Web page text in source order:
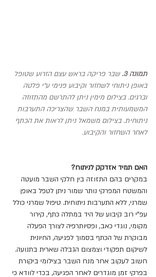
תמונה 3.
שבר פריקה בראש עצם הזרוע שטופל
באופן ניתוחי לשחזור וקיבוע פנימי ע"י פלטה
וברגים. בצילום מימין ניתן להתרשם מהתזוזה
המשמעותית במנח השבר שהצריכה התערבות
ניתוחית. בצילום משמאל ניתן לראות את הכתף
לאחר השחזור והקיבוע.
האם תמיד אזדקק לניתוח?
במקרים בהם התזוזה בין חלקי השבר מועטה
והמשטח המפרקי נותר שמור ניתן לטפל באופן
שמרני, ללא התערבות ניתוחית. טיפול שמרני כולל
עפ"י רוב קיבוע של היד במתלה כתף, קירור
מקומי, נוגדי כאב, ופסיותרפיה לצורך הפעלה
מבוקרת של הכתף בסמוך לפגיעה, החיונית
לשיקום תפקודי וצמצום הגבלה שארית בתנועה.
חשוב לעקוב אחר מנח השבר בצילומי ביקורת
בפרקי זמן מוגדרים לאחר הפגיעה, בכדי לוודא כי